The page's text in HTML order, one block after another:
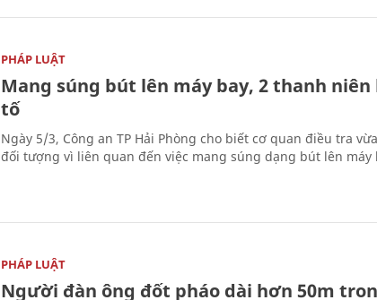
PHÁP LUẬT
Mang súng bút lên máy bay, 2 thanh
tố
Ngày 5/3, Công an TP Hải Phòng cho biết cơ quan điều tra
đối tượng vì liên quan đến việc mang súng dạng bút lên máy
PHÁP LUẬT
Người đàn ông đốt pháo dài hơn 50m